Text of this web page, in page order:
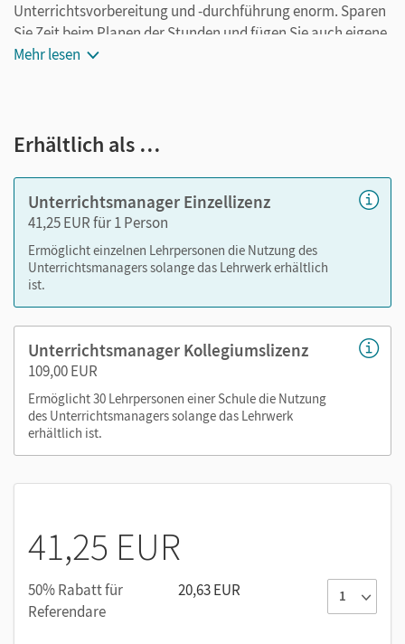
Unterrichtsvorbereitung und -durchführung enorm. Sparen
Sie Zeit beim Planen der Stunden und fügen Sie auch eigene
Materialien ganz leicht hinzu. Speichern Sie Ihre individuelle
Coursebook als E-Book mit seitengenauer
Coursebook - Teacher's Edition als E-Book mit
seitengenauer Materialanordnung
Teaching Guide mit Lösungen
Audios
Videos
zusätzliche Lesetexte
Arbeitsblätter und Kopiervorlagen
Transkripte zu Audios und Videos
Mit dem Kauf erhalten Sie einen Code zur Freischaltung des
E-Books aufmein.cornelsen.de.
lernen.cornelsen.de
Mehr lesen
Erhältlich als …
Unterrichtsmanager Einzellizenz
41,25 EUR für 1 Person
Ermöglicht einzelnen Lehrpersonen die Nutzung des
Unterrichtsmanagers solange das Lehrwerk erhältlich
ist.
Unterrichtsmanager Kollegiumslizenz
109,00 EUR
Ermöglicht 30 Lehrpersonen einer Schule die Nutzung
des Unterrichtsmanagers solange das Lehrwerk
erhältlich ist.
41,25 EUR
50% Rabatt für
Referendare
20,63 EUR